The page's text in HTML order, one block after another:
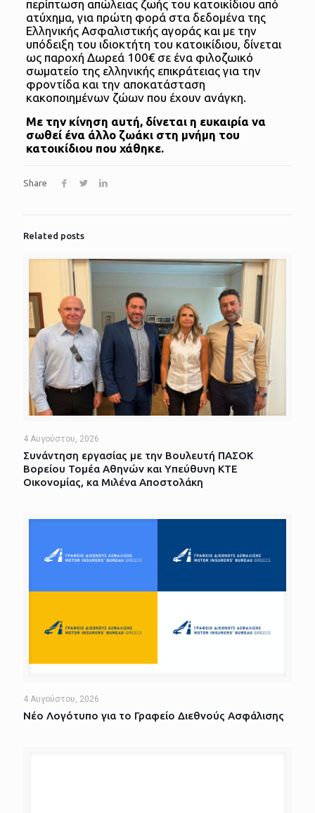
περίπτωση απώλειας ζωής του κατοικίδιου από
ατύχημα, για πρώτη φορά στα δεδομένα της
Ελληνικής Ασφαλιστικής αγοράς και με την
υπόδειξη του ιδιοκτήτη του κατοικίδιου, δίνεται
ως παροχή Δωρεά 100€ σε ένα φιλοζωικό
σωματείο της ελληνικής επικράτειας για την
φροντίδα και την αποκατάσταση
κακοποιημένων ζώων που έχουν ανάγκη.
Με την κίνηση αυτή, δίνεται η ευκαιρία να
σωθεί ένα άλλο ζωάκι στη μνήμη του
κατοικίδιου που χάθηκε.
Share
Related posts
4 Αυγούστου, 2026
Συνάντηση εργασίας με την Βουλευτή ΠΑΣΟΚ
Βορείου Τομέα Αθηνών και Υπεύθυνη ΚΤΕ
Οικονομίας, κα Μιλένα Αποστολάκη
4 Αυγούστου, 2026
Νέο Λογότυπο για το Γραφείο Διεθνούς Ασφάλισης